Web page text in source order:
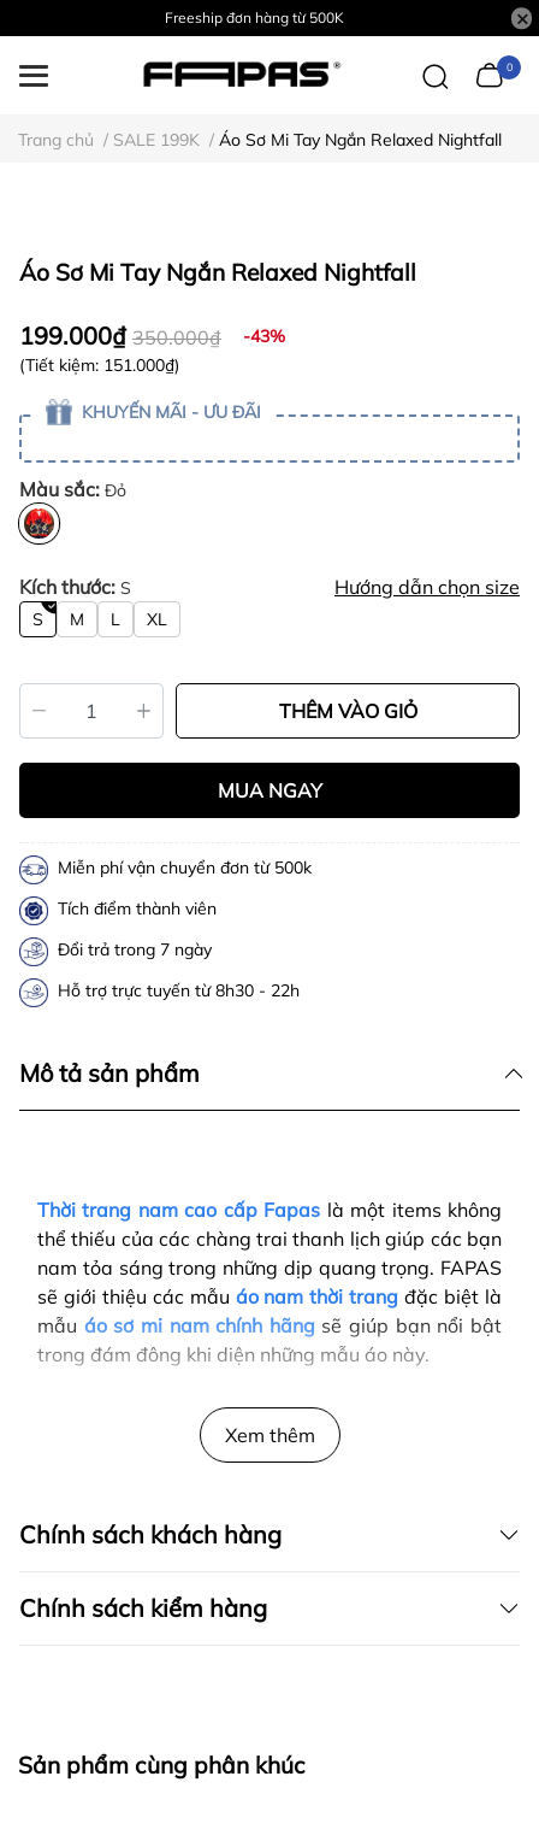
Freeship đơn hàng từ 500K
0
Trang chủ / SALE 199K / Áo Sơ Mi Tay Ngắn Relaxed Nightfall
Áo Sơ Mi Tay Ngắn Relaxed Nightfall
199.000₫ 350.000₫
-43%
(Tiết kiệm: 151.000₫)
KHUYẾN MÃI - ƯU ĐÃI
Màu sắc: Đỏ
Kích thước: S Hướng dẫn chọn size
S M L XL
THÊM VÀO GIỎ
MUA NGAY
Miễn phí vận chuyển đơn từ 500k
Tích điểm thành viên
Đổi trả trong 7 ngày
Hỗ trợ trực tuyến từ 8h30 - 22h
Mô tả sản phẩm
Thời trang nam cao cấp Fapas là một items không
thể thiếu của các chàng trai thanh lịch giúp các bạn
nam tỏa sáng trong những dịp quang trọng. FAPAS
sẽ giới thiệu các mẫu áo nam thời trang đặc biệt là
mẫu áo sơ mi nam chính hãngsẽ giúp bạn nổi bật
trong đám đông khi diện những mẫu áo này.
Xem thêm
Chính sách khách hàng
Chính sách kiểm hàng
Sản phẩm cùng phân khúc